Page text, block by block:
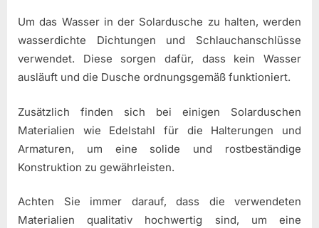
Um das Wasser in der Solardusche zu halten, werden
wasserdichte Dichtungen und Schlauchanschlüsse
verwendet. Diese sorgen dafür, dass kein Wasser
ausläuft und die Dusche ordnungsgemäß funktioniert.
Zusätzlich finden sich bei einigen Solarduschen
Materialien wie Edelstahl für die Halterungen und
Armaturen, um eine solide und rostbeständige
Konstruktion zu gewährleisten.
Achten Sie immer darauf, dass die verwendeten
Materialien qualitativ hochwertig sind, um eine